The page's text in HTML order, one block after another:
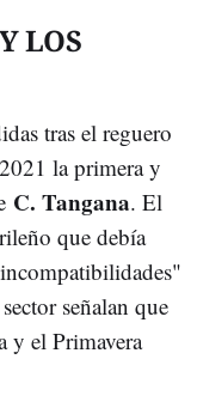
LOS
tras el reguero
la primera y
C. Tangana. El
que debía
señalan que
y el Primavera